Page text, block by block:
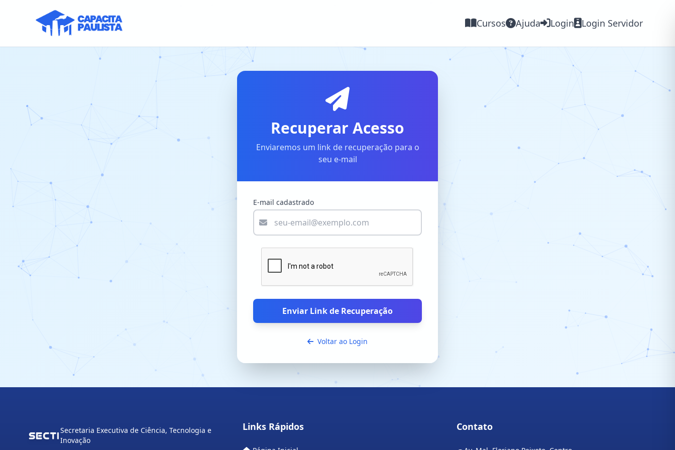
Cursos Ajuda Login Login Servidor
Recuperar Acesso
Enviaremos um link de recuperação para o
seu e-mail
E-mail cadastrado
Enviar Link de Recuperação
Voltar ao Login
Secretaria Executiva de Ciência, Tecnologia e
Inovação
Links Rápidos Contato